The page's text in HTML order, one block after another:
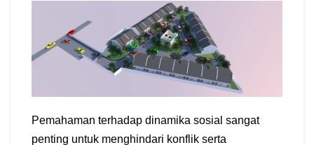
Pemahaman terhadap dinamika sosial sangat
penting untuk menghindari konflik serta